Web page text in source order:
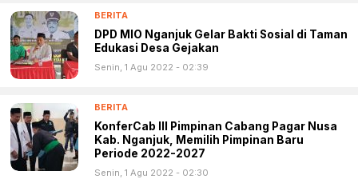
BERITA
DPD MIO Nganjuk Gelar Bakti Sosial di Taman
Edukasi Desa Gejakan
Senin, 1 Agu 2022 - 02:39
BERITA
KonferCab III Pimpinan Cabang Pagar Nusa
Kab. Nganjuk, Memilih Pimpinan Baru
Periode 2022-2027
Senin, 1 Agu 2022 - 02:30